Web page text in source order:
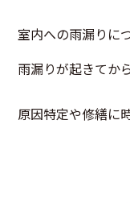
室内への雨漏りに
雨漏りが起きてか
原因特定や修繕に